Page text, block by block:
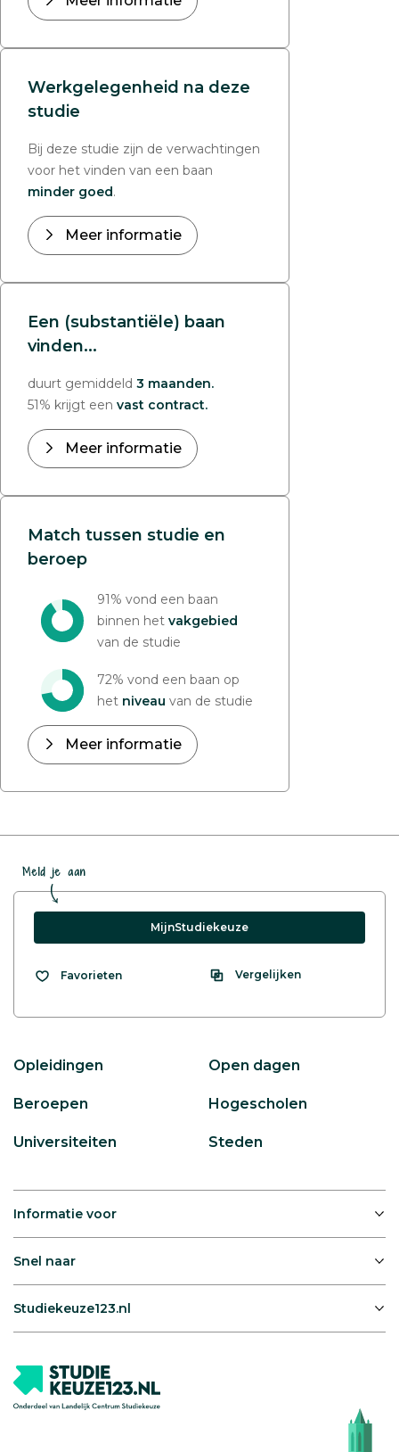
Werkgelegenheid na deze
studie
Bij deze studie zijn de verwachtingen
voor het vinden van een baan
minder goed.
Meer informatie
Een (substantiële) baan
vinden...
duurt gemiddeld 3 maanden.
51% krijgt een vast contract.
Meer informatie
Match tussen studie en
beroep
91% vond een baan
binnen het vakgebied
van de studie
72% vond een baan op
het niveau van de studie
Meer informatie
Meld je aan
MijnStudiekeuze
Favorieten Vergelijken
Opleidingen Open dagen
Beroepen Hogescholen
Universiteiten Steden
Informatie voor
Snel naar
Studiekeuze123.nl